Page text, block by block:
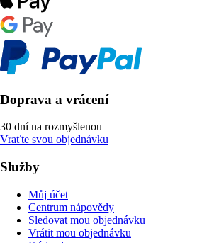
Doprava a vrácení
30 dní na rozmyšlenou
Vraťte svou objednávku
Služby
Můj účet
Centrum nápovědy
Sledovat mou objednávku
Vrátit mou objednávku